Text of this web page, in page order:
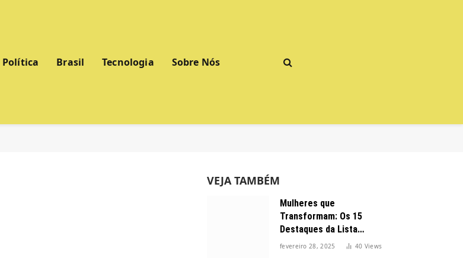
Política Brasil Tecnologia Sobre Nós
VEJA TAMBÉM
Mulheres que
Transformam: Os 15
Destaques da Lista
Forbes 2025 no Brasil
fevereiro 28, 2025 40 Views